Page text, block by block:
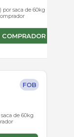
por saca de 60kg
FOB
de 60kg